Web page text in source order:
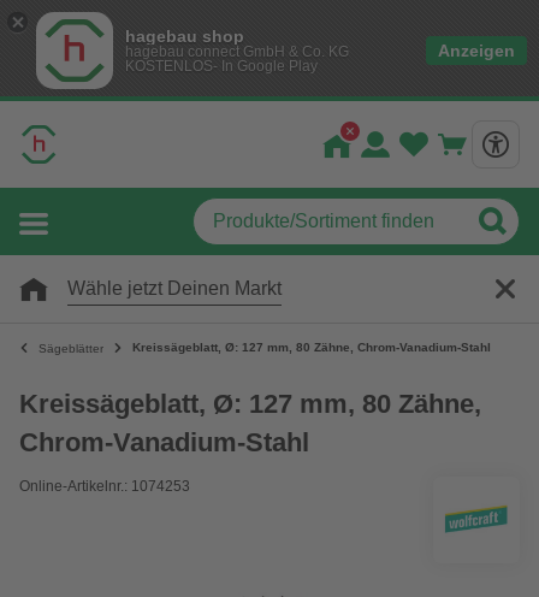
hagebau shop
hagebau connect GmbH & Co. KG
KOSTENLOS- In Google Play
Anzeigen
Wähle jetzt Deinen Markt
Sägeblätter Kreissägeblatt, Ø: 127 mm, 80 Zähne, Chrom-Vanadium-Stahl
Kreissägeblatt, Ø: 127 mm, 80 Zähne,
Chrom-Vanadium-Stahl
Online-Artikelnr.: 1074253